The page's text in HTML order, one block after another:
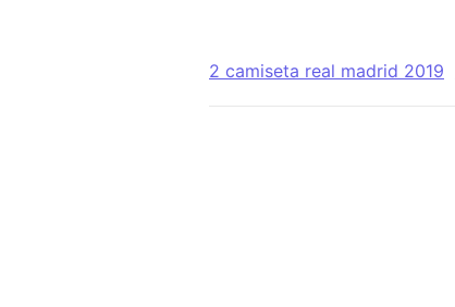
2 camiseta real madrid 2019